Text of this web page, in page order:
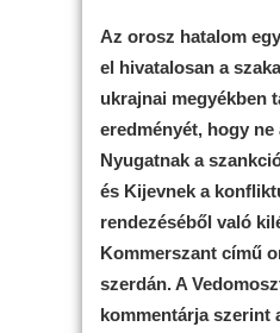
Az orosz hatalom
el hivatalosan a
ukrajnai megyékben
eredményét, hogy
Nyugatnak a
és Kijevnek a
rendezéséből való
Kommerszant című
szerdán. A
kommentárja szerint